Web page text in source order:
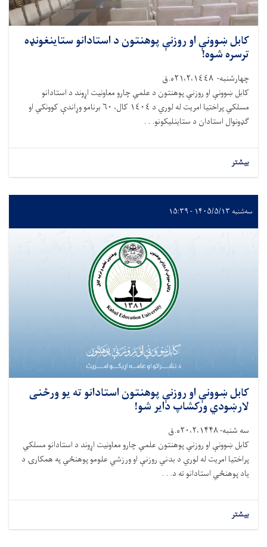
کابل ښوونې او روزنې پوهنتون د استادانو ستاینغونډه
ترسره شوه!
چهارشنبه- ٢١،٢،١٤٤٨ه.ق
کابل ښوونې او روزنې پوهنتون د علمي چارو معاونیت اړوند د استادانو
مسلکي پراختیا امریت له لوري د ١٤٠٤ کال، ٦٠ برنامو وړاندې کوونکي او
ګډونوال استادان د ستاینلیکونو. . .
بیشتر
سه‌شنبه ۱۴۰۵/۵/۱۳ - ۱۵:۳۹
کابل ښوونې او روزنې پوهنتون استادانو ته یو ورځنی
لارښودي ورکشاپ دایر شو!
سه شنبه- ۲۰،۲،۱۴۴۸ه.ق
کابل ښوونې او روزنې پوهنتون علمي چارو معاونیت اړوند د استادانو مسلکي
پراختیا امریت له لوري د بدني روزنې او ورزشي علومو پوهنځي په همکارۍ د
یاد پوهنځي استادانو ته د. . .
بیشتر